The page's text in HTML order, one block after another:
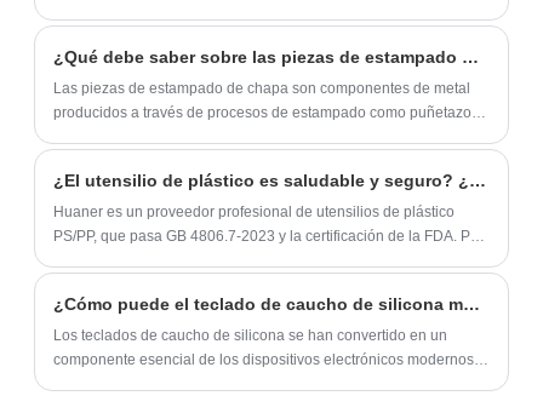
toque moderno.
¿Qué debe saber sobre las piezas de estampado de chapa?
Las piezas de estampado de chapa son componentes de metal
producidos a través de procesos de estampado como puñetazos,
rentabilidad.
¿El utensilio de plástico es saludable y seguro? ¿Cuál es el reemplazo de la vajilla de plástico?
Huaner es un proveedor profesional de utensilios de plástico
PS/PP, que pasa GB 4806.7-2023 y la certificación de la FDA. PP
fibra de bambú.
¿Cómo puede el teclado de caucho de silicona mejorar el rendimiento del producto y la experiencia del usuario?
Los teclados de caucho de silicona se han convertido en un
componente esencial de los dispositivos electrónicos modernos